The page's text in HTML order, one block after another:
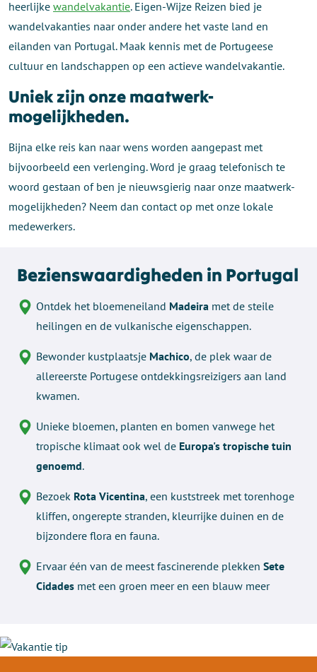
heerlijke wandelvakantie. Eigen-Wijze Reizen bied je
wandelvakanties naar onder andere het vaste land en
eilanden van Portugal. Maak kennis met de Portugeese
cultuur en landschappen op een actieve wandelvakantie.
Uniek zijn onze maatwerk-
mogelijkheden.
Bijna elke reis kan naar wens worden aangepast met
bijvoorbeeld een verlenging. Word je graag telefonisch te
woord gestaan of ben je nieuwsgierig naar onze maatwerk-
mogelijkheden? Neem dan contact op met onze lokale
medewerkers.
Bezienswaardigheden in Portugal
Ontdek het bloemeneiland Madeira met de steile
heilingen en de vulkanische eigenschappen.
Bewonder kustplaatsje Machico, de plek waar de
allereerste Portugese ontdekkingsreizigers aan land
kwamen.
Unieke bloemen, planten en bomen vanwege het
tropische klimaat ook wel de Europa's tropische tuin
genoemd.
Bezoek Rota Vicentina, een kuststreek met torenhoge
kliffen, ongerepte stranden, kleurrijke duinen en de
bijzondere flora en fauna.
Ervaar één van de meest fascinerende plekken Sete
Cidades met een groen meer en een blauw meer